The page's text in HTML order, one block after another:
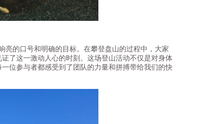
的口号和明确的目标。在攀登盘山的过程中，大家
了这一激动人心的时刻。这场登山活动不仅是对身体
位参与者都感受到了团队的力量和拼搏带给我们的快